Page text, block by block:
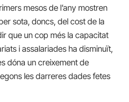
mesos de l’any mostren
sota, doncs, del cost de la
que un cop més la capacitat
i assalariades ha disminuït,
dóna un creixement de
les darreres dades fetes